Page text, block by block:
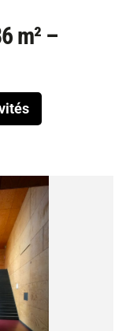
m² –